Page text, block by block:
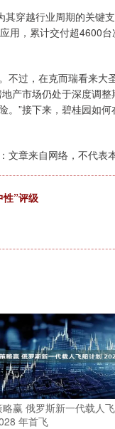
穿越行业周期的关键
用，累计交付超4600台
过，在克而瑞看来大
产市场仍处于深度调整
”接下来，碧桂园如何
文章来自网络，不代表
性”评级
略赢 俄罗斯新一代载人
年首飞